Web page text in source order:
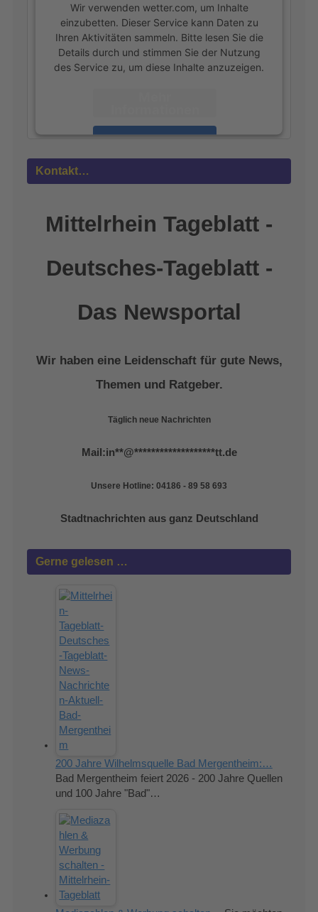
Wir verwenden wetter.com, um Inhalte
einzubetten. Dieser Service kann Daten zu
Ihren Aktivitäten sammeln. Bitte lesen Sie die
Details durch und stimmen Sie der Nutzung
des Service zu, um diese Inhalte anzuzeigen.
Akzeptieren
Kontakt…
Mittelrhein Tageblatt -
Deutsches-Tageblatt -
Das Newsportal
Wir haben eine Leidenschaft für gute News,
Themen und Ratgeber.
Täglich neue Nachrichten
Mail:in**@*******************tt.de
Unsere Hotline: 04186 - 89 58 693
Stadtnachrichten aus ganz Deutschland
Gerne gelesen …
200 Jahre Wilhelmsquelle Bad Mergentheim:…
Bad Mergentheim feiert 2026 - 200 Jahre Quellen
und 100 Jahre "Bad"…